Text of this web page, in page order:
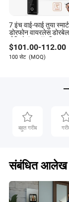
7 इंच वाई-फाई तुया स्मार्ट
डोरफोन वायरलेस डोरबेल
वीडियो इंटरकॉम सिस्टम
$101.00-112.00
100 सेट (MOQ)
बहुत गरीब
संबंधित आलेख